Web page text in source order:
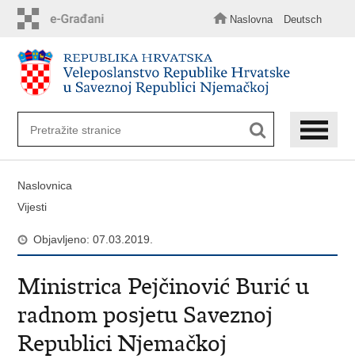
sadržaj
Naslovna Deutsch
Naslovnica
Vijesti
Objavljeno: 07.03.2019.
Ministrica Pejčinović Burić u
radnom posjetu Saveznoj
Republici Njemačkoj